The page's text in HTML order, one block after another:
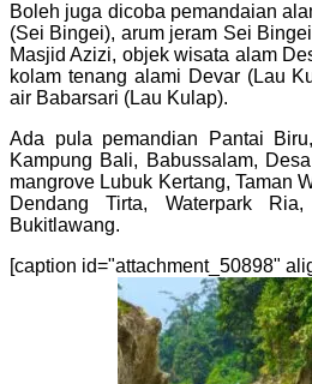
Boleh juga dicoba pemandaian
(Sei Bingei), arum jeram Sei
Masjid Azizi, objek wisata alam
kolam tenang alami Devar (Lau
air Babarsari (Lau Kulap).
Ada pula pemandian Pantai
Kampung Bali, Babussalam,
mangrove Lubuk Kertang, Taman
Dendang Tirta, Waterpark
Bukitlawang.
[caption id="attachment_50898"